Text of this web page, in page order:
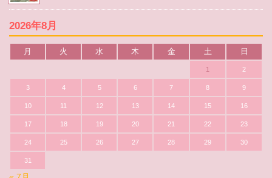
2026年8月
月 火 水 木 金 土 日
1 2
3 4 5 6 7 8 9
10 11 12 13 14 15 16
17 18 19 20 21 22 23
24 25 26 27 28 29 30
31